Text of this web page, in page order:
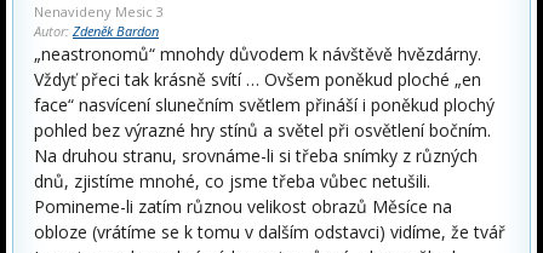
Nenavideny Mesic 3
Autor: Zdeněk Bardon
„neastronomů“ mnohdy důvodem k návštěvě hvězdárny.
Vždyť přeci tak krásně svítí … Ovšem poněkud ploché „en
face“ nasvícení slunečním světlem přináší i poněkud plochý
pohled bez výrazné hry stínů a světel při osvětlení bočním.
Na druhou stranu, srovnáme-li si třeba snímky z různých
dnů, zjistíme mnohé, co jsme třeba vůbec netušili.
Pomineme-li zatím různou velikost obrazů Měsíce na
obloze (vrátíme se k tomu v dalším odstavci) vidíme, že tvář